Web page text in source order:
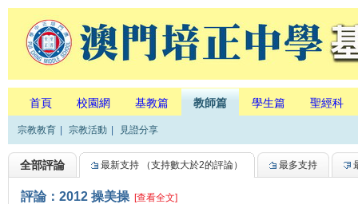
首頁 校園網 基教篇 教師篇 學生篇 聖經科
宗教教育 宗教活動 見證分享
全部評論 最新支持 （支持數大於2的評論） 最多支持
評論：2012 操美操 [查看全文]